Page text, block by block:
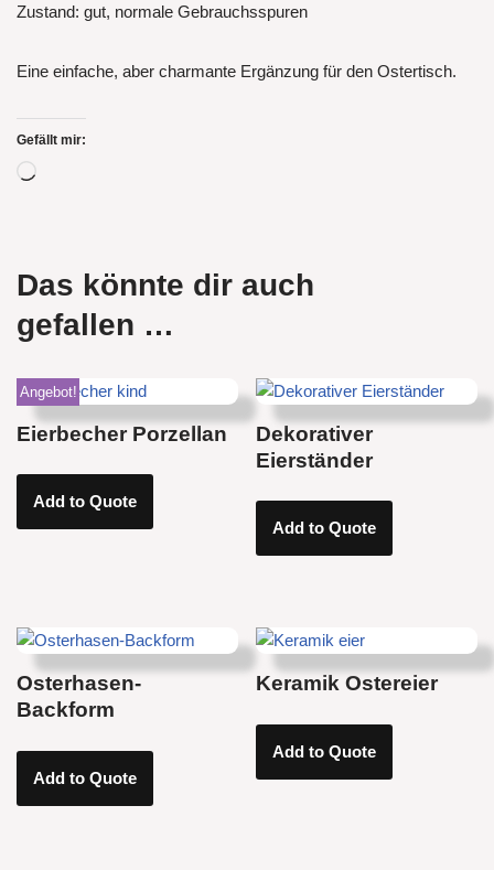
Zustand: gut, normale Gebrauchsspuren
Eine einfache, aber charmante Ergänzung für den Ostertisch.
Gefällt mir:
Das könnte dir auch
gefallen …
Angebot!
Eierbecher Porzellan
Add to Quote
Dekorativer
Eierständer
Add to Quote
Osterhasen-
Backform
Add to Quote
Keramik Ostereier
Add to Quote